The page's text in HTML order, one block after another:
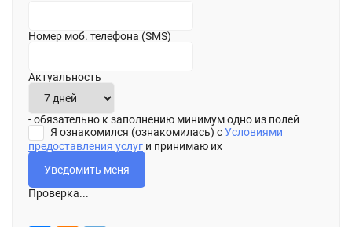
Номер моб. телефона (SMS)
Актуальность
- обязательно к заполнению минимум одно из полей
Я ознакомился (ознакомилась) сУсловиями
предоставления услуг и принимаю их
Проверка...